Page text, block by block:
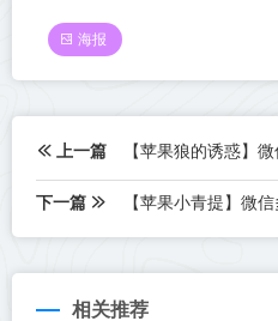
海报
上一篇 【苹果狼的诱惑】
下一篇 【苹果小青提】微信
相关推荐